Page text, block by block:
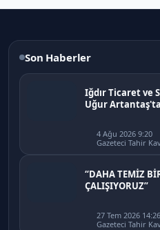
Son Haberler
Iğdır Ticaret ve
Uğur
4 Ağu 2026 9:20
Gazeteci Tahir
“DAHA TEMİZ
ÇALIŞIYORUZ”
27 Tem 2026 14:26
Gazeteci Tahir